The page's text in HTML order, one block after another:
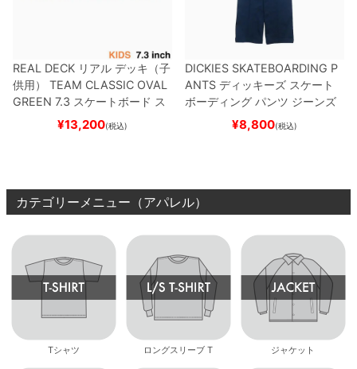
REAL DECK リアル デッキ（子
供用）
TEAM CLASSIC OVAL
GREEN 7.3 スケートボード ス
¥13,200(税込)
DICKIES SKATEBOARDING P
ANTS ディッキーズ スケート
ボーディング パンツ ジーンズ
SLIM FIT 30 LENGTH
スケートボード スケボ
¥8,800(税込)
カテゴリーメニュー（アパレル）
Tシャツ ロングスリーブ T ジャケット